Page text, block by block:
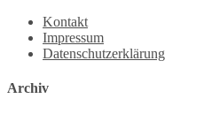
Kontakt
Impressum
Datenschutzerklärung
Archiv